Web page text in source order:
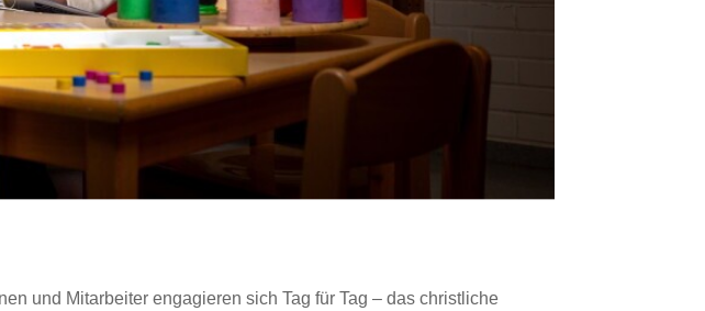
und Mitarbeiter engagieren sich Tag für Tag – das christliche